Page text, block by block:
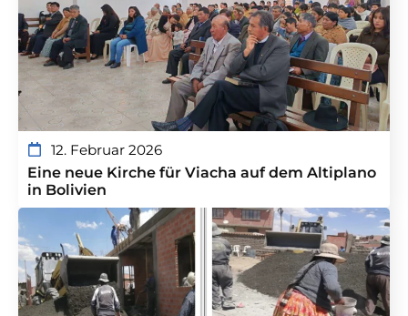
12. Februar 2026
Eine neue Kirche für Viacha auf dem Altiplano
in Bolivien